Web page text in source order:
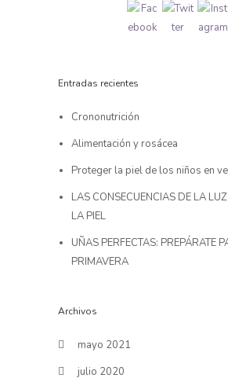
Entradas recientes
Crononutrición
Alimentación y rosácea
Proteger la piel de los niños en
LAS CONSECUENCIAS DE LA
LA PIEL
UÑAS PERFECTAS: PREPÁRATE
PRIMAVERA
Archivos
mayo 2021
julio 2020